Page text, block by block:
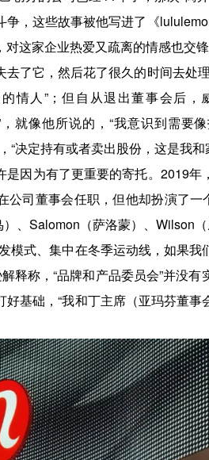
，这些故事被他写进了《
这家企业热爱又疏离的情感也交锋
了它，然后花了很久的时间去处
情人”；但自从退出董事会后
就像他所说的，“我意识到需要
“决定持有或者卖出股份，这是我
因为有了更重要的寄托。2019
公司董事会任职，但他却扮演了
、Salomon（萨洛蒙）、Wilson
模式、集中在冬季运动线，如果
释称，“品牌和产品委员会”并没
基础，“我和丁主席（亚玛芬董